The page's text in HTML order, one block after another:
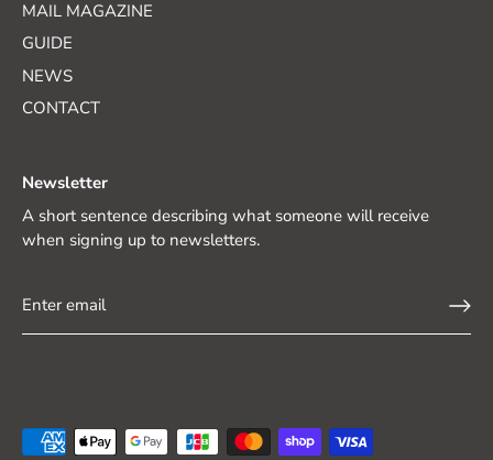
MAIL MAGAZINE
GUIDE
NEWS
CONTACT
Newsletter
A short sentence describing what someone will receive
when signing up to newsletters.